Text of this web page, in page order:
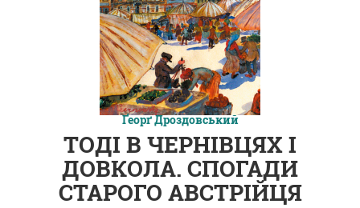
Ґеорґ Дроздовський
ТОДІ В ЧЕРНІВЦЯХ І
ДОВКОЛА. СПОГАДИ
СТАРОГО АВСТРІЙЦЯ